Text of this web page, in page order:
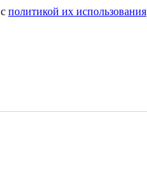
политикой их использования